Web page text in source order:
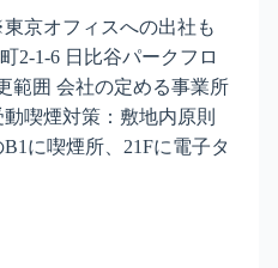
京オフィスへの出社も
2-1-6 日比谷パークフロ
範囲 会社の定める事業所
喫煙対策：敷地内原則
に喫煙所、21Fに電子タ